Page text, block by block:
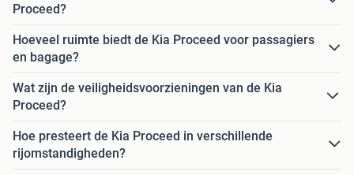
Proceed?
Hoeveel ruimte biedt de Kia Proceed voor passagiers
en bagage?
Wat zijn de veiligheidsvoorzieningen van de Kia
Proceed?
Hoe presteert de Kia Proceed in verschillende
rijomstandigheden?